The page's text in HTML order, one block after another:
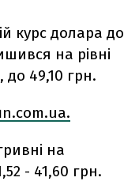
курс долара до
на рівні
до 49,10 грн.
на
- 41,60 грн.